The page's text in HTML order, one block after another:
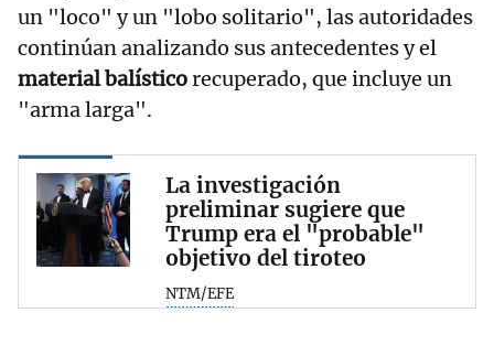
un "loco" y un "lobo solitario", las autoridades
continúan analizando sus antecedentes y el
material balísticorecuperado, que incluye un
"arma larga".
La investigación
preliminar sugiere que
Trump era el "probable"
objetivo del tiroteo
NTM/EFE